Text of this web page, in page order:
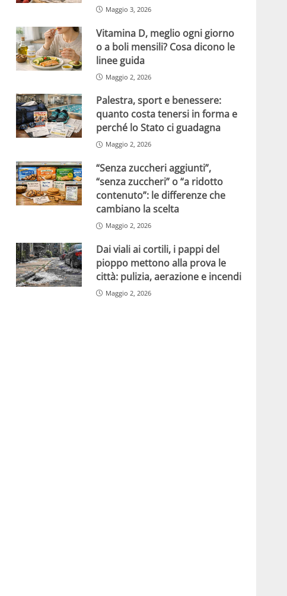
Maggio 3, 2026
Vitamina D, meglio ogni giorno
o a boli mensili? Cosa dicono le
linee guida
Maggio 2, 2026
Palestra, sport e benessere:
quanto costa tenersi in forma e
perché lo Stato ci guadagna
Maggio 2, 2026
“Senza zuccheri aggiunti”,
“senza zuccheri” o “a ridotto
contenuto”: le differenze che
cambiano la scelta
Maggio 2, 2026
Dai viali ai cortili, i pappi del
pioppo mettono alla prova le
città: pulizia, aerazione e incendi
Maggio 2, 2026